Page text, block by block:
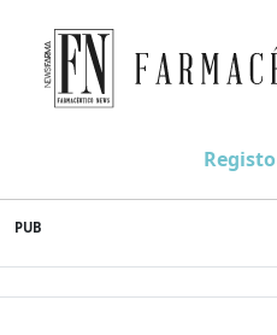
to
content
Farmacêutico News
Registo
PUB